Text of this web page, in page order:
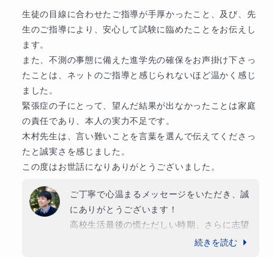
両方とも6歳から継続してきました。大学ではオーケス
トラに所属しておりました。
学生の頃は、勉強の合間に休憩として弾いておりまし
た。楽器に触れることで、心身ともにリラックスでき
るため、今でも続けています。
・読書
毎日一冊は必ず本を読むようにしています。
・散歩
散歩は休日に行うようにしています。散歩をすると、
外の空気や自然にも触れることができ、とても有意義
です。
【学歴】
2013年　私立成城中学卒業
2021年　早稲田大学先進理工学部応用物理学科卒業
難関校
巣鴨中学校
早稲田大学高等学院中学部 慶應義塾普通部
いほどの喜びです。入試直前の3ヶ月間で大
きく学力を伸ばすことができたのは、息子様
ことを素直に吸収して、ご自身でコツコツと
努力を積み重ねたからこそ達成できたもので
秋の時点からの大きな壁を乗り越えて掴み取
ったこの成功体験は、これから始まる大学生
活、そしてその先の人生においても、必ず息
子様を支える大きな自信になるはずです。
春からの新しい環境でのさらなるご活躍を、
心より応援しております。
本当にありがとうございました！
生徒の目線に合わせたご指導が手厚かったこと、及び、先
生のご指導により、安心して試験に臨めたことをお伝えし
ます。
また、不測の事態に備えた進学先の確保をお声掛け下さっ
たことは、ネットのご指導と感じられないほど温かく感じ
ました。
緊張症の子にとって、望んだ結果が出なかったことは家庭
の責任であり、本人の実力不足です。
木村先生は、言い難いことを言葉を選んで伝えてくださっ
たと誠実さを感じました。
この度はお世話になりありがとうございました。
ご丁寧で心温まるメッセージをいただき、誠
にありがとうございます！
高校生活最後の慌ただしい時期、さらに志望
校変更に伴うご負担も大きい中で、最後まで
続きを読む